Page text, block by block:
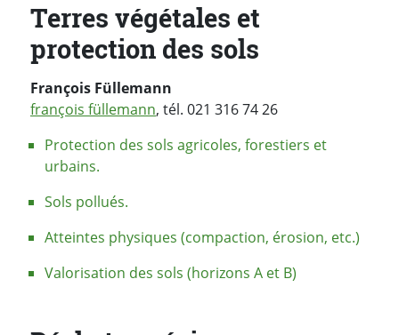
Terres végétales et
protection des sols
François Füllemann
françois füllemann, tél. 021 316 74 26
Protection des sols agricoles, forestiers et
urbains.
Sols pollués.
Atteintes physiques (compaction, érosion, etc.)
Valorisation des sols (horizons A et B)